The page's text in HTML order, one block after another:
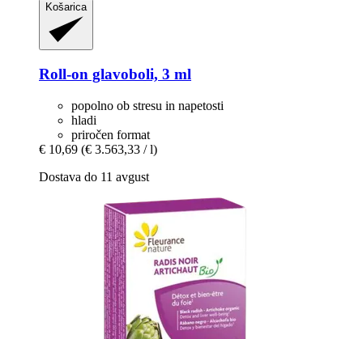
Košarica
Roll-​on glavoboli, 3 ml
popolno ob stresu in napetosti
hladi
priročen format
€ 10,69 (€ 3.563,33 / l)
Dostava do 11 avgust